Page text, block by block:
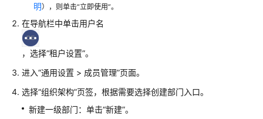
控
制
限
购
买
CodeArts
明），则单击“立即使用”。
在导航栏中单击用户名
，选择“租户设置”。
进入“通用设置 > 成员管理”页面。
选择“组织架构”页签，根据需要选择创建部门入口。
新建一级部门：单击“新建”。